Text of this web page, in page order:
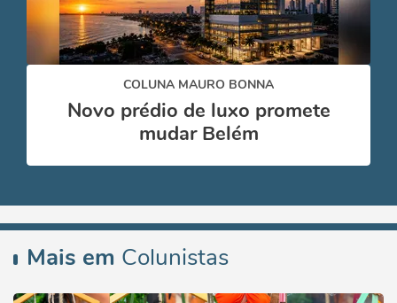
COLUNA MAURO BONNA
Novo prédio de luxo promete
mudar Belém
Mais em Colunistas